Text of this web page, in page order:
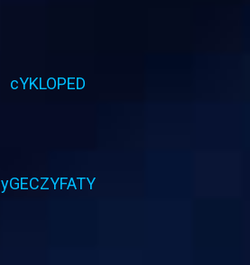
cYKLOPED
yGECZYFATY